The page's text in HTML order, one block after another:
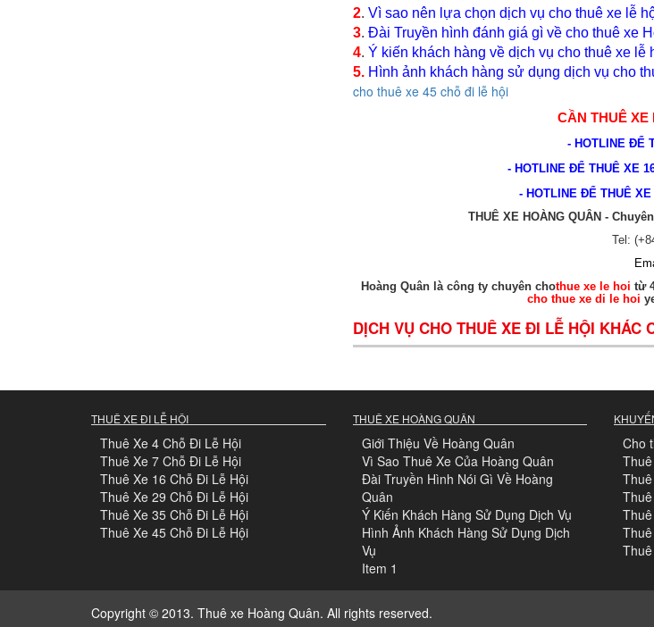
2. Vì sao nên lựa chọn dịch vụ cho thuê xe lễ
3. Đài Truyền hình đánh giá gì về cho thuê xe
4. Ý kiến khách hàng về dịch vụ cho thuê xe lễ
5. Hình ảnh khách hàng sử dụng dịch vụ cho
cho thuê xe 45 chỗ đi lễ hội
CẦN THUÊ XE
- HOTLINE ĐỂ
- HOTLINE ĐỂ THUÊ XE
- HOTLINE ĐỂ THUÊ
THUÊ XE HOÀNG QUÂN -
Tel:
Hoàng Quân là công ty chuyên chothue xe le hoi từ
cho thue xe di le hoi
DỊCH VỤ CHO THUÊ XE ĐI LỄ HỘI KHÁC
THUÊ XE ĐI LỄ HỘI
Thuê Xe 4 Chỗ Đi Lễ Hội
Thuê Xe 7 Chỗ Đi Lễ Hội
Thuê Xe 16 Chỗ Đi Lễ Hội
Thuê Xe 29 Chỗ Đi Lễ Hội
Thuê Xe 35 Chỗ Đi Lễ Hội
Thuê Xe 45 Chỗ Đi Lễ Hội
THUÊ XE HOÀNG QUÂN
Giới Thiệu Về Hoàng Quân
Vì Sao Thuê Xe Của Hoàng Quân
Đài Truyền Hình Nói Gì Về Hoàng
Quân
Ý Kiến Khách Hàng Sử Dụng Dịch Vụ
Hình Ảnh Khách Hàng Sử Dụng Dịch
Vụ
Item 1
Cho
Copyright © 2013. Thuê xe Hoàng Quân. All rights reserved.